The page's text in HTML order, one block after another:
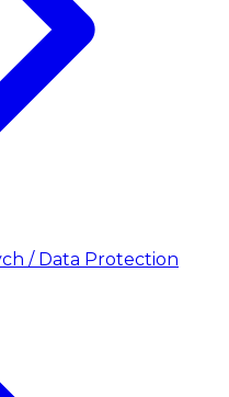
/ Data Protection